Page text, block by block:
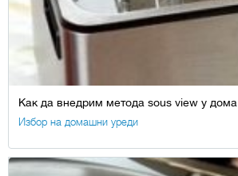
Как да внедрим метода sous view у дома
Избор на домашни уреди